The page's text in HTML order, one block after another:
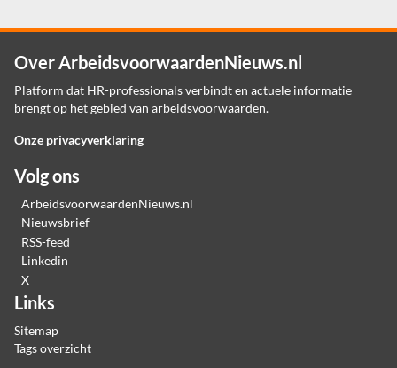
Over ArbeidsvoorwaardenNieuws.nl
Platform dat HR-professionals verbindt en actuele informatie
brengt op het gebied van arbeidsvoorwaarden.
Onze privacyverklaring
Volg ons
ArbeidsvoorwaardenNieuws.nl
Nieuwsbrief
RSS-feed
Linkedin
X
Links
Sitemap
Tags overzicht